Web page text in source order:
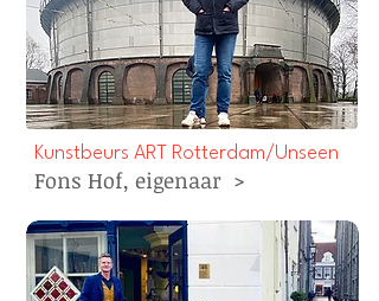
Kunstbeurs ART Rotterdam/Unseen
Fons Hof, eigenaar >